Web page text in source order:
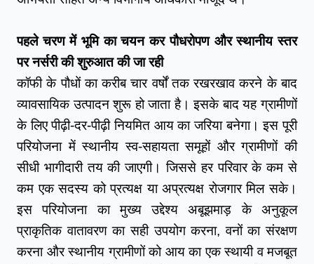
पहले चरण में भूमि का चयन कर पौधरोपण और स्थानीय स्तर
पर नर्सरी की शुरुआत की जा रही
कॉफी के पौधों का करीब चार वर्षों तक रखरखाव करने के बाद
व्यावसायिक उत्पादन शुरू हो जाता है। इसके बाद यह ग्रामीणों
के लिए पीढ़ी-दर-पीढ़ी नियमित आय का जरिया बनेगा। इस पूरी
परियोजना में स्थानीय स्व-सहायता समूहों और ग्रामीणों की
सीधी भागीदारी तय की जाएगी। जिससे हर परिवार के कम से
कम एक सदस्य को प्रत्यक्ष या अप्रत्यक्ष रोजगार मिल सके।
इस परियोजना का मुख्य उद्देश्य अबूझमाड़ के अनुकूल
प्राकृतिक वातावरण का सही उपयोग करना, वनों का संरक्षण
करना और स्थानीय ग्रामीणों को आय का एक स्थायी व मजबूत